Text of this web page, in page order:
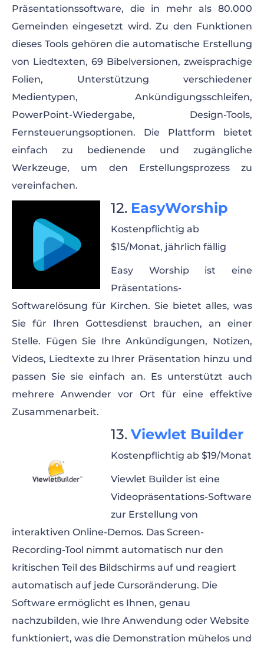
Präsentationssoftware, die in mehr als 80.000
Gemeinden eingesetzt wird. Zu den Funktionen
dieses Tools gehören die automatische Erstellung
von Liedtexten, 69 Bibelversionen, zweisprachige
Folien, Unterstützung verschiedener
Medientypen, Ankündigungsschleifen,
PowerPoint-Wiedergabe, Design-Tools,
Fernsteuerungsoptionen. Die Plattform bietet
einfach zu bedienende und zugängliche
Werkzeuge, um den Erstellungsprozess zu
vereinfachen.
EasyWorship
Kostenpflichtig ab
$15/Monat, jährlich fällig
Easy Worship ist eine
Präsentations-
Softwarelösung für Kirchen. Sie bietet alles, was
Sie für Ihren Gottesdienst brauchen, an einer
Stelle. Fügen Sie Ihre Ankündigungen, Notizen,
Videos, Liedtexte zu Ihrer Präsentation hinzu und
passen Sie sie einfach an. Es unterstützt auch
mehrere Anwender vor Ort für eine effektive
Zusammenarbeit.
Viewlet Builder
Kostenpflichtig ab $19/Monat
Viewlet Builder ist eine
Videopräsentations-Software
zur Erstellung von
interaktiven Online-Demos. Das Screen-
Recording-Tool nimmt automatisch nur den
kritischen Teil des Bildschirms auf und reagiert
automatisch auf jede Cursoränderung. Die
Software ermöglicht es Ihnen, genau
nachzubilden, wie Ihre Anwendung oder Website
funktioniert, was die Demonstration mühelos und